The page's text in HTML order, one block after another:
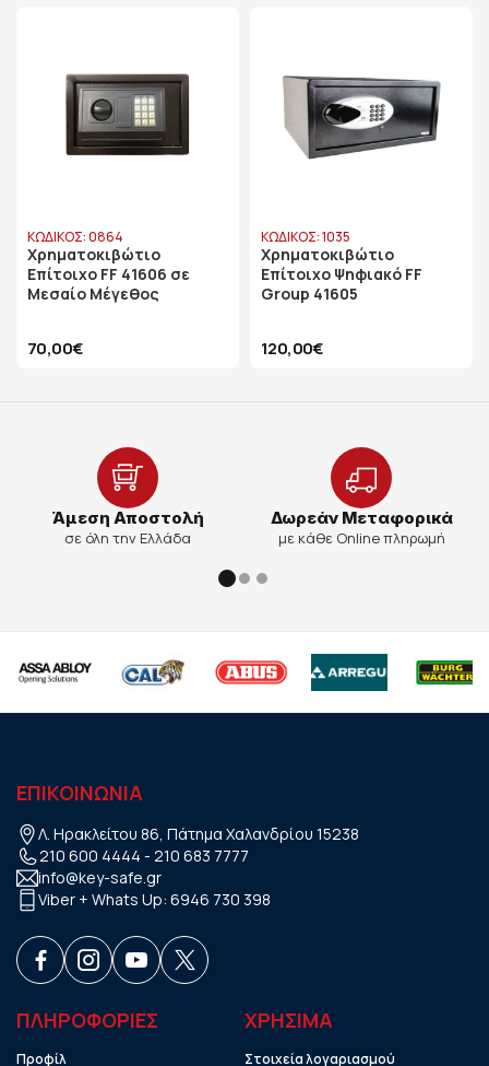
ΚΩΔΙΚΟΣ: 0864
Χρηματοκιβώτιο
Επίτοιχο FF 41606 σε
Μεσαίο Μέγεθος
70,00€
ΚΩΔΙΚΟΣ: 1035
Χρηματοκιβώτιο
Επίτοιχο Ψηφιακό FF
Group 41605
120,00€
Άμεση Αποστολή
σε όλη την Ελλάδα
Δωρεάν Μεταφορικά
με κάθε Online πληρωμή
ΕΠΙΚΟΙΝΩΝΙΑ
Λ. Ηρακλείτου 86, Πάτημα Χαλανδρίου 15238
210 600 4444 - 210 683 7777
info@key-safe.gr
Viber + Whats Up: 6946 730 398
ΠΛΗΡΟΦΟΡΙΕΣ
Προφίλ
ΧΡHΣΙΜΑ
Στοιχεία λογαριασμού